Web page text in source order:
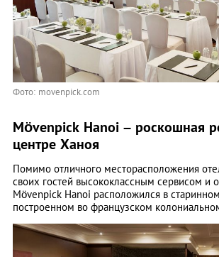
Фото: movenpick.com
Mövenpick Hanoi – роскошная
центре Ханоя
Помимо отличного месторасположения
своих гостей высококлассным сервисом
Mövenpick Hanoi расположился в
построенном во французском